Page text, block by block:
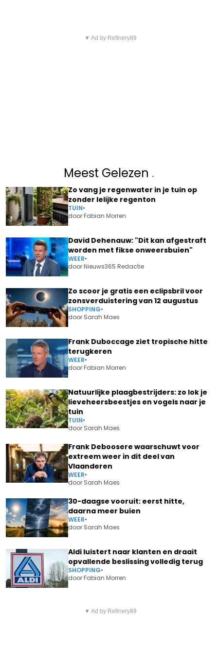
▼ Ad by Refinery89
Meest Gelezen .
Zo vang je regenwater in je tuin op
zonder lelijke regenton
TUIN•
doorFabian Morren
David Dehenauw: "Dit kan afgestraft
worden met fikse onweersbuien"
WEER•
doorNieuws365 Redactie
Zo scoor je gratis een eclipsbril voor
zonsverduistering van 12 augustus
SHOPPING•
door Sarah Maes
Frank Duboccage ziet tropische hitte
terugkeren
WEER•
doorFabian Morren
Natuurlijke plaagbestrijders: zo lok je
lieveheersbeestjes en vogels naar je
tuin
TUIN•
door Sarah Maes
Frank Deboosere waarschuwt voor
extreem weer in dit deel van
Vlaanderen
WEER•
door Sarah Maes
30-daagse vooruit: eerst hitte,
daarna meer buien
WEER•
door Sarah Maes
Aldi luistert naar klanten en draait
opvallende beslissing volledig terug
SHOPPING•
doorFabian Morren
STOPT POL GOOSSEN (75) ALS
▼ Ad by Refinery89